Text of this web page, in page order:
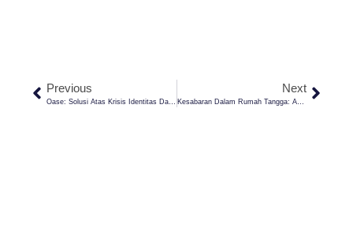
Previous Next
Kesabaran Dalam Rumah Tangga: Akhlak Mulia Yang Terlupakan